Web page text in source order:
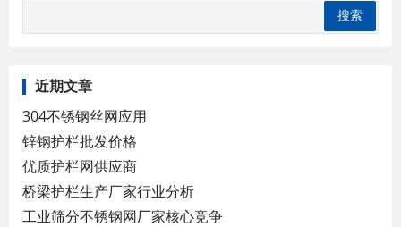
近期文章
304不锈钢丝网应用
锌钢护栏批发价格
优质护栏网供应商
桥梁护栏生产厂家行业分析
工业筛分不锈钢网厂家核心竞争